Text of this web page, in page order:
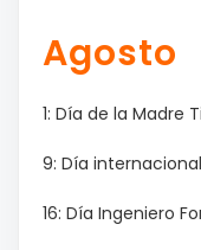
Agosto
1: Día de la Madre
9: Día
16: Día Ingeniero